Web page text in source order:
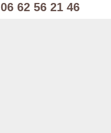
06 62 56 21 46